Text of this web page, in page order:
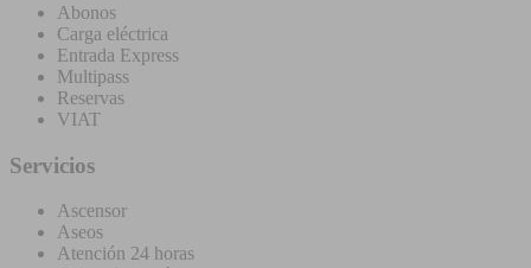
Abonos
Carga eléctrica
Entrada Express
Multipass
Reservas
VIAT
Servicios
Ascensor
Aseos
Atención 24 horas